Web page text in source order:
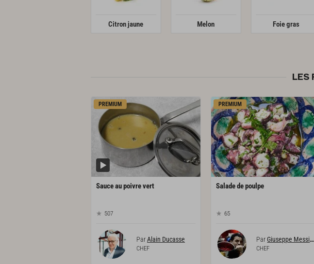
Citron jaune Melon Foie gras
LES
PREMIUM
Sauceaupoivrevert
507
ParAlain Ducasse
CHEF
PREMIUM
Saladedepoulpe
65
ParGiuseppe Messina
CHEF